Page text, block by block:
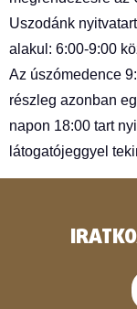
Uszodánk
alakul: 6:00-9:00
Az úszómedence
részleg azonban
napon 18:00 tart
látogatójeggyel